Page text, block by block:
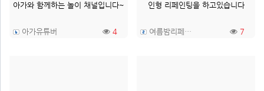
아가와 함께하는 놀이 채널입니다~
아가유튜버 4
인형 리페인팅을 하고있습니다
여름밤리페인팅 7